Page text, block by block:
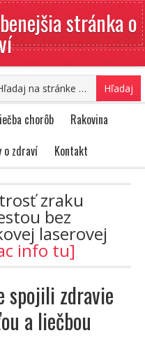
stránka o
chorôb
Rakovina
o zdraví Kontakt
zraku
bez
laserovej
info tu]
spojili zdravie
a liečbou